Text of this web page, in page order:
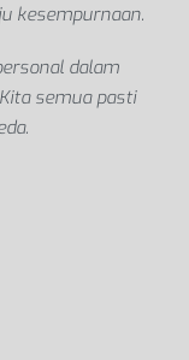
kesempurnaan.
dalam
semua pasti